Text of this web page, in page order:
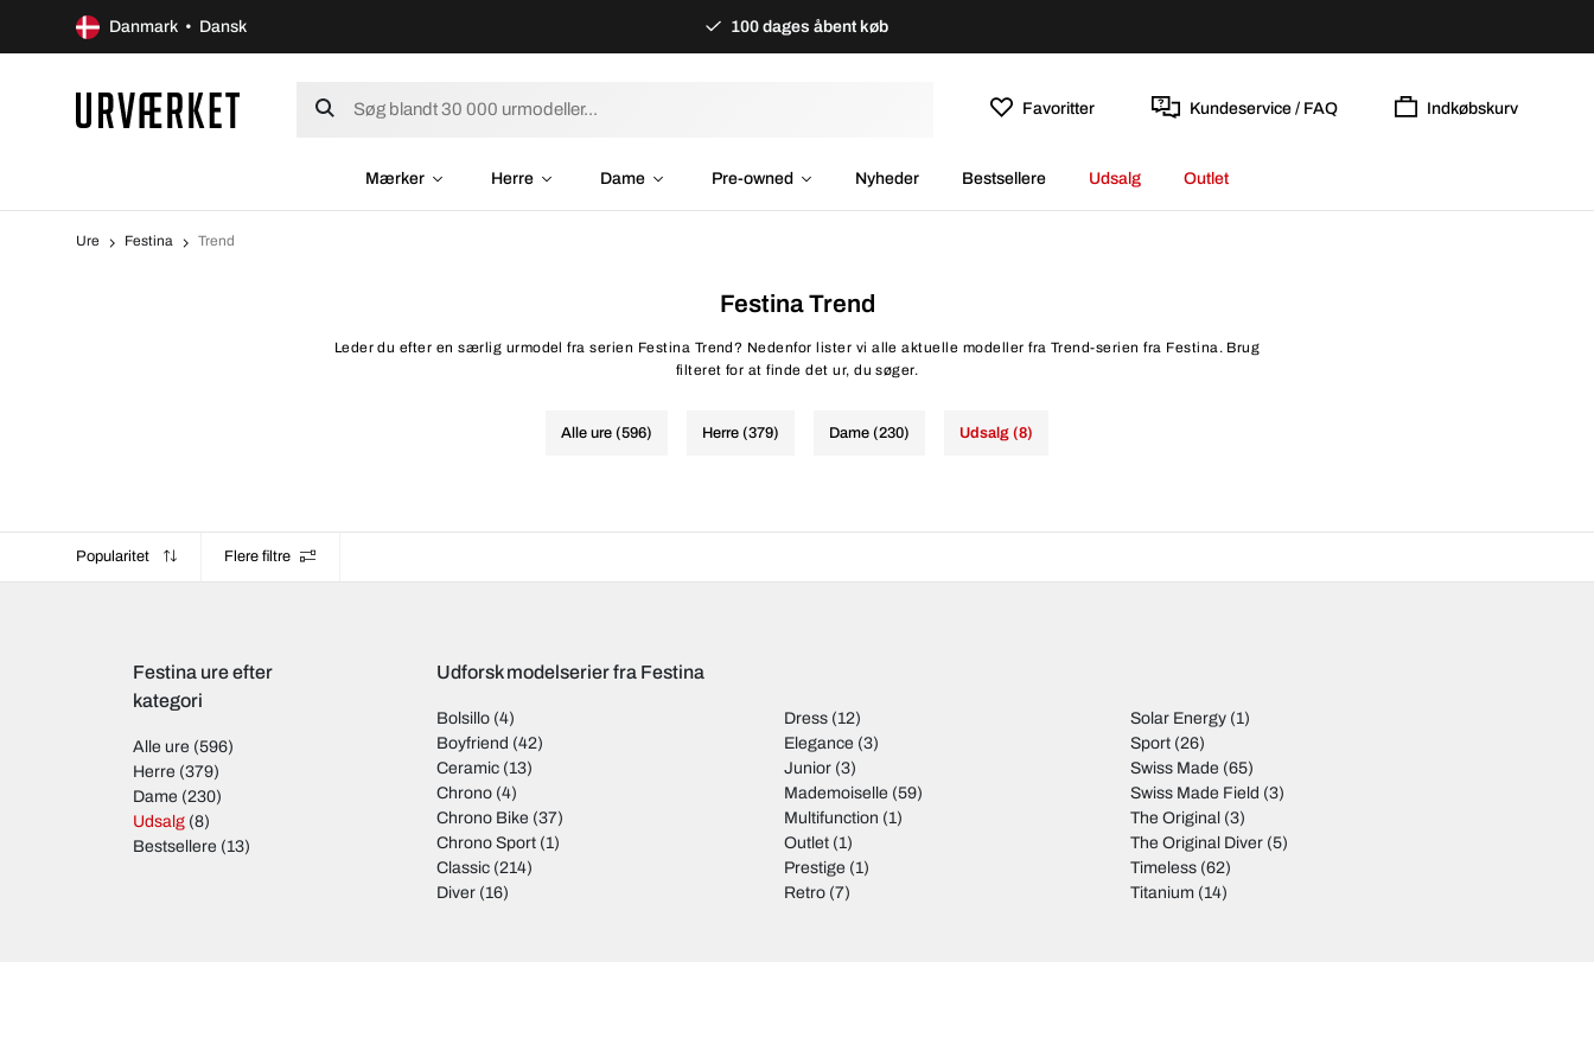
Danmark • Dansk 100 dages åbent køb
Favoritter Kundeservice / FAQ Indkøbskurv
Mærker Herre Dame Pre-owned Nyheder Bestsellere Udsalg Outlet
Ure Festina Trend
Festina Trend
Leder du efter en særlig urmodel fra serien Festina Trend? Nedenfor lister vi alle aktuelle modeller fra Trend-serien fra Festina. Brug
filteret for at finde det ur, du søger.
Alle ure (596) Herre (379) Dame (230) Udsalg (8)
Popularitet Flere filtre
Festina ure efter
kategori
Alle ure (596)
Herre (379)
Dame (230)
Udsalg (8)
Bestsellere (13)
Udforsk modelserier fra Festina
Bolsillo (4)
Boyfriend (42)
Ceramic (13)
Chrono (4)
Chrono Bike (37)
Chrono Sport (1)
Classic (214)
Diver (16)
Dress(12)
Elegance (3)
Junior(3)
Mademoiselle (59)
Multifunction (1)
Outlet(1)
Prestige (1)
Retro(7)
Solar Energy (1)
Sport (26)
Swiss Made (65)
Swiss Made Field (3)
The Original (3)
The Original Diver (5)
Timeless (62)
Titanium (14)